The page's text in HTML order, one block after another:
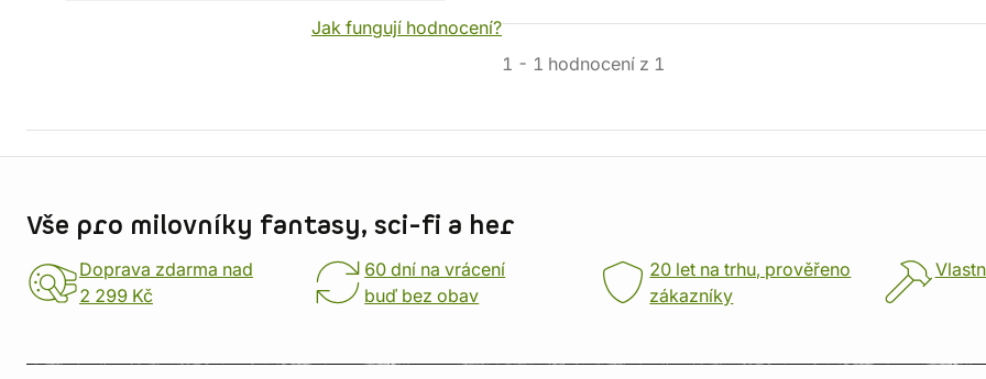
Jak fungují hodnocení?
1 - 1 hodnocení z 1
Vše pro milovníky fantasy, sci-fi a her
Doprava zdarma nad
2 299 Kč
60 dní na vrácení
buď bez obav
20 let na trhu, prověřeno
zákazníky